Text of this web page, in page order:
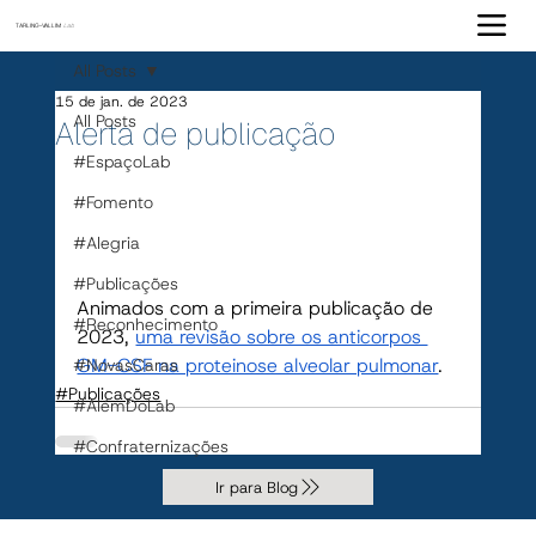
TARLING-VALLIM Lab
All Posts
#EspaçoLab
#Fomento
#Alegria
#Publicações
#Reconhecimento
#NovasCaras
#AlémDoLab
#Confraternizações
All Posts
Alerta de publicação
15 de jan. de 2023
Animados com a primeira publicação de
2023, uma revisão sobre os anticorpos
GM-CSF na proteinose alveolar pulmonar.
#Publicações
Ir para Blog